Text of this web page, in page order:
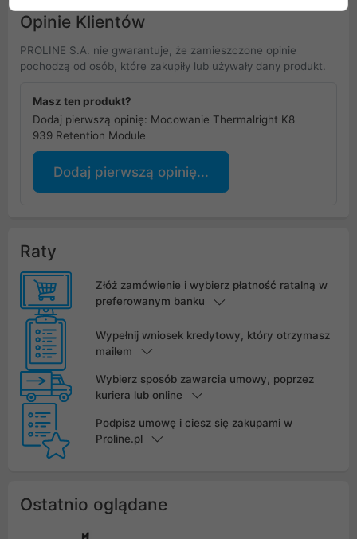
Opinie Klientów
PROLINE S.A. nie gwarantuje, że zamieszczone opinie
pochodzą od osób, które zakupiły lub używały dany produkt.
Masz ten produkt?
Dodaj pierwszą opinię: Mocowanie Thermalright K8
939 Retention Module
Dodaj pierwszą opinię...
Raty
Złóż zamówienie i wybierz płatność ratalną w
preferowanym banku
Wypełnij wniosek kredytowy, który otrzymasz
mailem
Wybierz sposób zawarcia umowy, poprzez
kuriera lub online
Podpisz umowę i ciesz się zakupami w
Proline.pl
Ostatnio oglądane